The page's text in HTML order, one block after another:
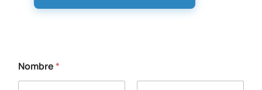
E
s
Nombre*